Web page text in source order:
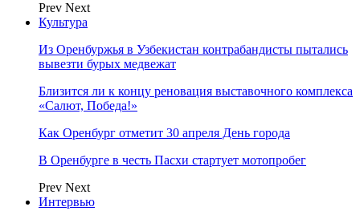
Prev Next
Культура
Из Оренбуржья в Узбекистан контрабандисты пытались
вывезти бурых медвежат
Близится ли к концу реновация выставочного комплекса
«Салют, Победа!»
Как Оренбург отметит 30 апреля День города
В Оренбурге в честь Пасхи стартует мотопробег
Prev Next
Интервью